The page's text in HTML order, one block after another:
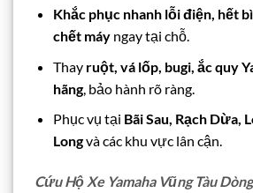
Khắc phục nhanh lỗi điện, hết
chết máyngay tại chỗ.
Thay ruột, vá lốp, bugi, ắc quy
hãng, bảo hành rõ ràng.
Phục vụ tại Bãi Sau, Rạch Dừa,
Longvà các khu vực lân cận.
Cứu Hộ Xe Yamaha Vũng Tàu